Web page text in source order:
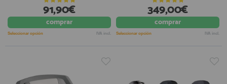
91,90€
comprar
Seleccionar opción IVA incl.
349,00€
comprar
Seleccionar opción IVA incl.